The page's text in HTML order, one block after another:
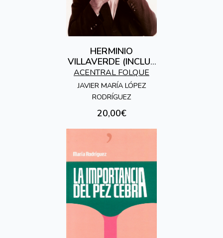
HERMINIO
VILLAVERDE (INCLUE
CD)
ACENTRAL FOLQUE
JAVIER MARÍA LÓPEZ
RODRÍGUEZ
20,00€